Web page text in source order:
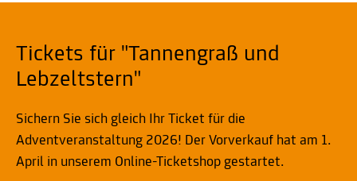
Tickets für "Tannengraß und
Lebzeltstern"
Sichern Sie sich gleich Ihr Ticket für die
Adventveranstaltung 2026! Der Vorverkauf hat am 1.
April in unserem Online-Ticketshop gestartet.